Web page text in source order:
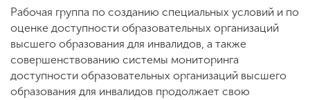
Рабочая группа по созданию специальных условий и по
оценке доступности образовательных организаций
высшего образования для инвалидов, а также
совершенствованию системы мониторинга
доступности образовательных организаций высшего
образования для инвалидов продолжает свою